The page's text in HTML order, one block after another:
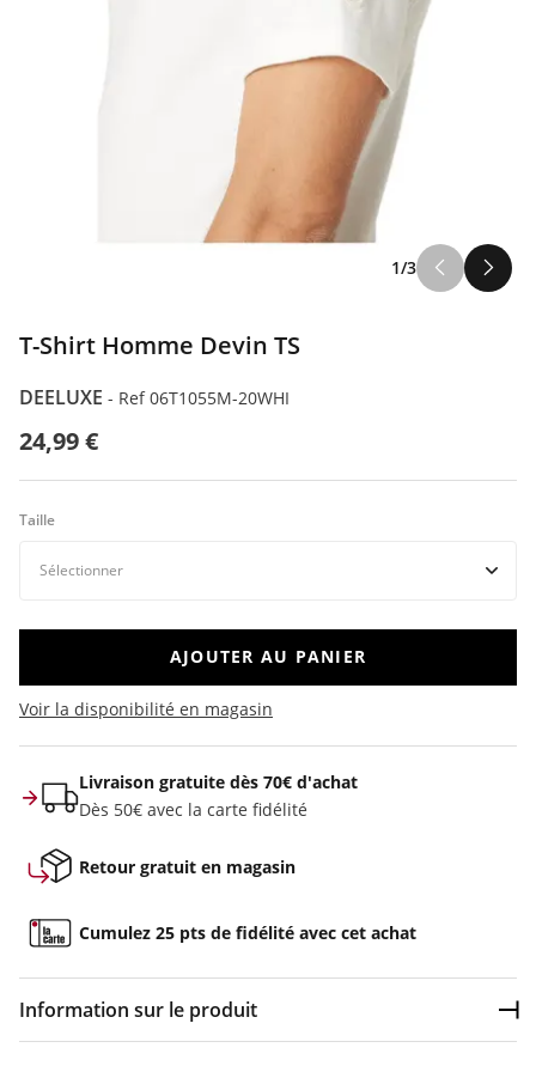
1/3
T-Shirt Homme Devin TS
DEELUXE - Ref 06T1055M-20WHI
24,99 €
Taille
AJOUTER AU PANIER
Voir la disponibilité en magasin
Livraison gratuite dès 70€ d'achat
Dès 50€ avec la carte fidélité
Retour gratuit en magasin
Cumulez 25 pts de fidélité avec cet achat
Information sur le produit